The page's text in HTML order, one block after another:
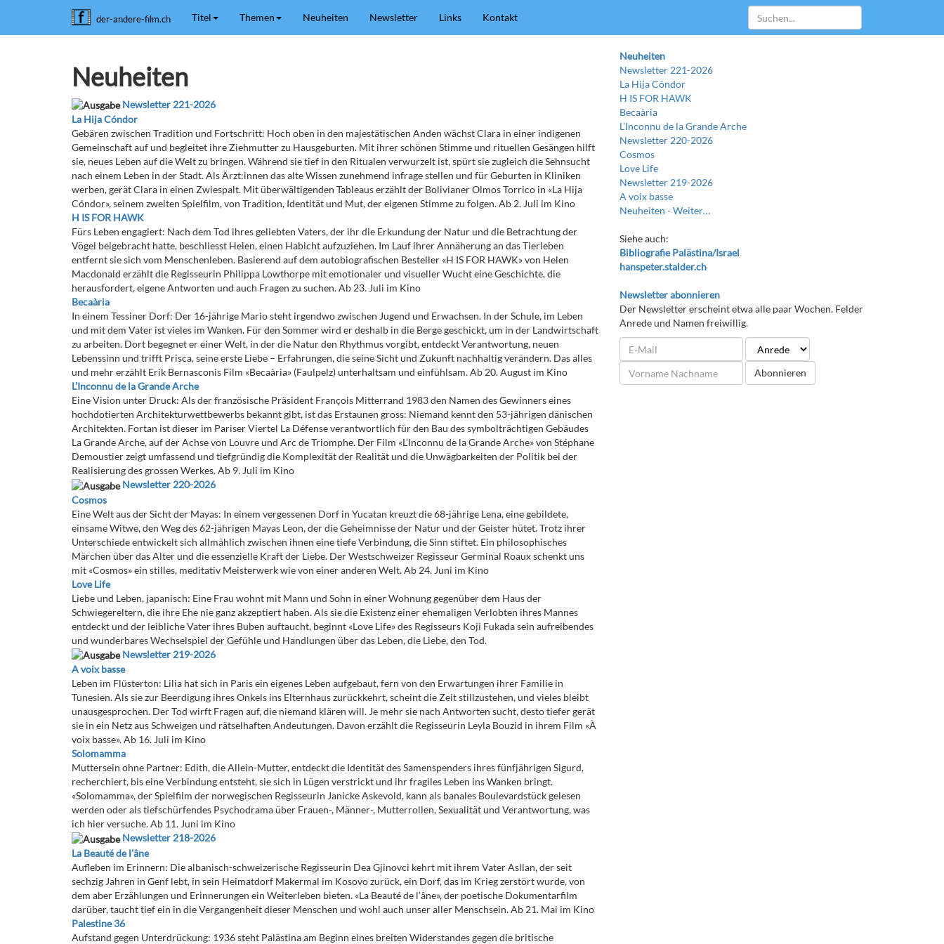
der-andere-film.ch Titel Themen Neuheiten Newsletter Links Kontakt
Neuheiten
Newsletter 221-2026
La Hija Cóndor
Gebären zwischen Tradition und Fortschritt: Hoch oben in den majestätischen Anden wächst Clara in einer indigenen
Gemeinschaft auf und begleitet ihre Ziehmutter zu Hausgeburten. Mit ihrer schönen Stimme und rituellen Gesängen hilft
sie, neues Leben auf die Welt zu bringen. Während sie tief in den Ritualen verwurzelt ist, spürt sie zugleich die Sehnsucht
nach einem Leben in der Stadt. Als Ärzt:innen das alte Wissen zunehmend infrage stellen und für Geburten in Kliniken
werben, gerät Clara in einen Zwiespalt. Mit überwältigenden Tableaus erzählt der Bolivianer Olmos Torrico in «La Hija
Cóndor», seinem zweiten Spielfilm, von Tradition, Identität und Mut, der eigenen Stimme zu folgen. Ab 2. Juli im Kino
H IS FOR HAWK
Fürs Leben engagiert: Nach dem Tod ihres geliebten Vaters, der ihr die Erkundung der Natur und die Betrachtung der
Vögel beigebracht hatte, beschliesst Helen, einen Habicht aufzuziehen. Im Lauf ihrer Annäherung an das Tierleben
entfernt sie sich vom Menschenleben. Basierend auf dem autobiografischen Besteller «H IS FOR HAWK» von Helen
Macdonald erzählt die Regisseurin Philippa Lowthorpe mit emotionaler und visueller Wucht eine Geschichte, die
herausfordert, eigene Antworten und auch Fragen zu suchen. Ab 23. Juli im Kino
Becaària
In einem Tessiner Dorf: Der 16-jährige Mario steht irgendwo zwischen Jugend und Erwachsen. In der Schule, im Leben
und mit dem Vater ist vieles im Wanken. Für den Sommer wird er deshalb in die Berge geschickt, um in der Landwirtschaft
zu arbeiten. Dort begegnet er einer Welt, in der die Natur den Rhythmus vorgibt, entdeckt Verantwortung, neuen
Lebenssinn und trifft Prisca, seine erste Liebe – Erfahrungen, die seine Sicht und Zukunft nachhaltig verändern. Das alles
und mehr erzählt Erik Bernasconis Film «Becaària» (Faulpelz) unterhaltsam und einfühlsam. Ab 20. August im Kino
L’Inconnu de la Grande Arche
Eine Vision unter Druck: Als der französische Präsident François Mitterrand 1983 den Namen des Gewinners eines
hochdotierten Architekturwettbewerbs bekannt gibt, ist das Erstaunen gross: Niemand kennt den 53-jährigen dänischen
Architekten. Fortan ist dieser im Pariser Viertel La Défense verantwortlich für den Bau des symbolträchtigen Gebäudes
La Grande Arche, auf der Achse von Louvre und Arc de Triomphe. Der Film «L’Inconnu de la Grande Arche» von Stéphane
Demoustier zeigt umfassend und tiefgründig die Komplexität der Realität und die Unwägbarkeiten der Politik bei der
Realisierung des grossen Werkes. Ab 9. Juli im Kino
Newsletter 220-2026
Cosmos
Eine Welt aus der Sicht der Mayas: In einem vergessenen Dorf in Yucatan kreuzt die 68-jährige Lena, eine gebildete,
einsame Witwe, den Weg des 62-jährigen Mayas Leon, der die Geheimnisse der Natur und der Geister hütet. Trotz ihrer
Unterschiede entwickelt sich allmählich zwischen ihnen eine tiefe Verbindung, die Sinn stiftet. Ein philosophisches
Märchen über das Alter und die essenzielle Kraft der Liebe. Der Westschweizer Regisseur Germinal Roaux schenkt uns
mit «Cosmos» ein stilles, meditativ Meisterwerk wie von einer anderen Welt. Ab 24. Juni im Kino
Love Life
Liebe und Leben, japanisch: Eine Frau wohnt mit Mann und Sohn in einer Wohnung gegenüber dem Haus der
Schwiegereltern, die ihre Ehe nie ganz akzeptiert haben. Als sie die Existenz einer ehemaligen Verlobten ihres Mannes
entdeckt und der leibliche Vater ihres Buben auftaucht, beginnt «Love Life» des Regisseurs Koji Fukada sein aufreibendes
und wunderbares Wechselspiel der Gefühle und Handlungen über das Leben, die Liebe, den Tod.
Newsletter 219-2026
A voix basse
Leben im Flüsterton: Lilia hat sich in Paris ein eigenes Leben aufgebaut, fern von den Erwartungen ihrer Familie in
Tunesien. Als sie zur Beerdigung ihres Onkels ins Elternhaus zurückkehrt, scheint die Zeit stillzustehen, und vieles bleibt
unausgesprochen. Der Tod wirft Fragen auf, die niemand klären will. Je mehr sie nach Antworten sucht, desto tiefer gerät
sie in ein Netz aus Schweigen und rätselhaften Andeutungen. Davon erzählt die Regisseurin Leyla Bouzid in ihrem Film «À
voix basse». Ab 16. Juli im Kino
Solomamma
Muttersein ohne Partner: Edith, die Allein-Mutter, entdeckt die Identität des Samenspenders ihres fünfjährigen Sigurd,
recherchiert, bis eine Verbindung entsteht, sie sich in Lügen verstrickt und ihr fragiles Leben ins Wanken bringt.
«Solomamma», der Spielfilm der norwegischen Regisseurin Janicke Askevold, kann als banales Boulevardstück gelesen
werden oder als tiefschürfendes Psychodrama über Frauen-, Männer-, Mutterrollen, Sexualität und Verantwortung, was
ich hier versuche. Ab 11. Juni im Kino
Newsletter 218-2026
La Beauté de l’âne
Aufleben im Erinnern: Die albanisch-schweizerische Regisseurin Dea Gjinovci kehrt mit ihrem Vater Asllan, der seit
sechzig Jahren in Genf lebt, in sein Heimatdorf Makermal im Kosovo zurück, ein Dorf, das im Krieg zerstört wurde, von
dem aber Erzählungen und Erinnerungen ein Weiterleben bieten. «La Beauté de l’âne», der poetische Dokumentarfilm
darüber, taucht tief ein in die Vergangenheit dieser Menschen und wohl auch unser aller Menschsein. Ab 21. Mai im Kino
Palestine 36
Aufstand gegen Unterdrückung: 1936 steht Palästina am Beginn eines breiten Widerstandes gegen die britische
Neuheiten
Newsletter 221-2026
La Hija Cóndor
H IS FOR HAWK
Becaària
L’Inconnu de la Grande Arche
Newsletter 220-2026
Cosmos
Love Life
Newsletter 219-2026
A voix basse
Neuheiten -Weiter…
Siehe auch:
Bibliografie Palästina/Israel
hanspeter.stalder.ch
Newsletter abonnieren
Der Newsletter erscheint etwa alle paar Wochen. Felder
Anrede und Namen freiwillig.
Abonnieren